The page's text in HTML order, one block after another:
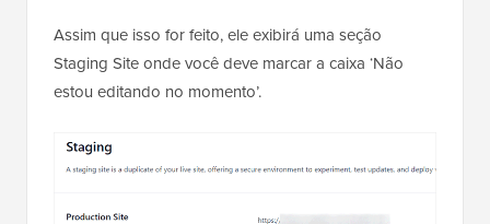
Assim que isso for feito, ele exibirá uma seção
Staging Site onde você deve marcar a caixa ‘Não
estou editando no momento’.